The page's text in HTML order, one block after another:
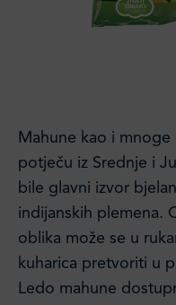
Mahune kao i
potječu iz Srednje i
bile glavni izvor
indijanskih plemena.
oblika može se u
kuharica pretvoriti u
Ledo mahune